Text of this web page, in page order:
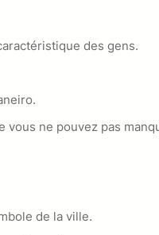
des gens.
vous ne pouvez pas
de la ville.